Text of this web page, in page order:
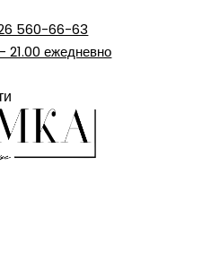
560-66-63
21.00 ежедневно